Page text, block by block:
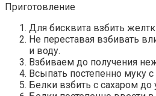
Приготовление
Для бисквита взбить
Не переставая взбивать
и воду.
Взбиваем до получения
Всыпать постепенно муку
Белки взбить с сахаром до